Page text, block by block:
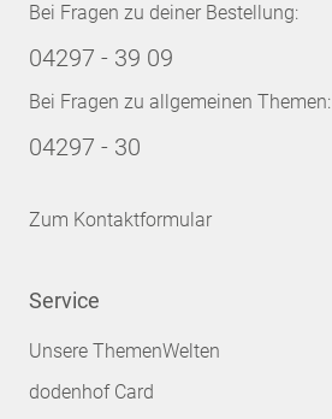
Bei Fragen zu deiner Bestellung:
04297 - 39 09
Bei Fragen zu allgemeinen Themen:
04297 - 30
Zum Kontaktformular
Service
Unsere ThemenWelten
dodenhof Card